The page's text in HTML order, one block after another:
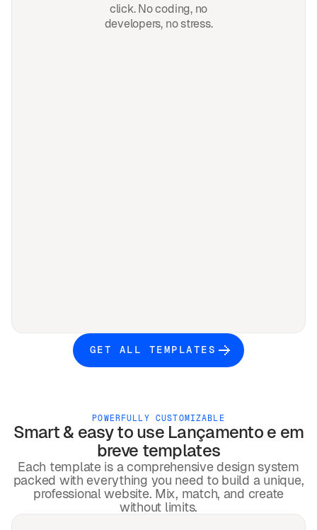
click. No coding, no
developers, no stress.
GET ALL TEMPLATES
POWERFULLY CUSTOMIZABLE
Smart & easy to use Lançamento e em
breve templates
Each template is a comprehensive design system
packed with everything you need to build a unique,
professional website. Mix, match, and create
without limits.